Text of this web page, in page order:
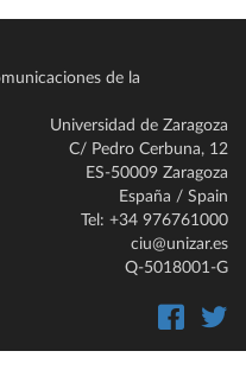
de la
Universidad de Zaragoza
C/ Pedro Cerbuna, 12
ES-50009 Zaragoza
España / Spain
Tel: +34 976761000
ciu@unizar.es
Q-5018001-G